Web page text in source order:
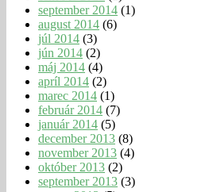
september 2014 (1)
august 2014 (6)
júl 2014 (3)
jún 2014 (2)
máj 2014 (4)
apríl 2014 (2)
marec 2014 (1)
február 2014 (7)
január 2014 (5)
december 2013 (8)
november 2013 (4)
október 2013 (2)
september 2013 (3)